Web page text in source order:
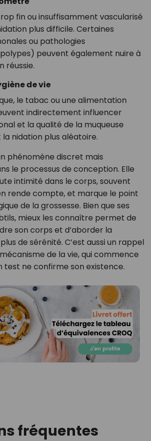
fin ou insuffisamment vascularisé
plus difficile. Certaines
ou pathologies
peuvent également nuire à
réussie.
de vie
le tabac ou une alimentation
indirectement influencer
et la qualité de la muqueuse
nidation plus aléatoire.
phénomène discret mais
le processus de conception. Elle
intimité dans le corps, souvent
rende compte, et marque le point
de la grossesse. Bien que ses
mieux les connaître permet de
son corps et d’aborder la
de sérénité. C’est aussi un rappel
de la vie, qui commence
test ne confirme son existence.
fréquentes